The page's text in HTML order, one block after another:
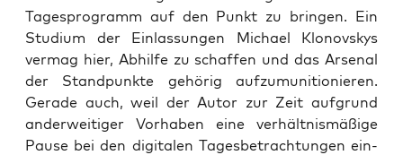
Tages­pro­gramm auf den Punkt zu brin­gen. Ein
Stu­di­um der Ein­las­sun­gen Micha­el Klo­novs­kys
ver­mag hier, Abhil­fe zu schaf­fen und das Arse­nal
der Stand­punk­te gehö­rig auf­zu­mu­ni­tio­nie­ren.
Gera­de auch, weil der Autor zur Zeit auf­grund
ander­wei­ti­ger Vor­ha­ben eine ver­hält­nis­mä­ßi­ge
Pau­se bei den digi­ta­len Tages­be­trach­tun­gen ein­